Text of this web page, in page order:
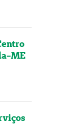
ME